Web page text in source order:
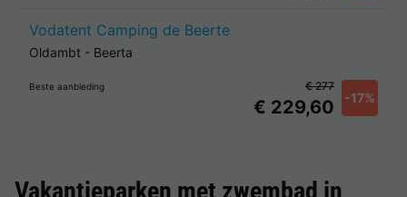
Vodatent Camping de Beerte
Oldambt - Beerta
Beste aanbieding
€ 229,60 -17%
€ 277